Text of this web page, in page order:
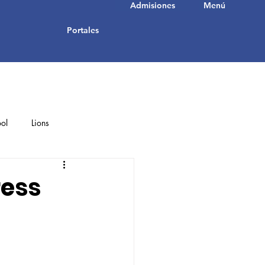
Portales
Menú
Admisiones
Lions
Student Achievements